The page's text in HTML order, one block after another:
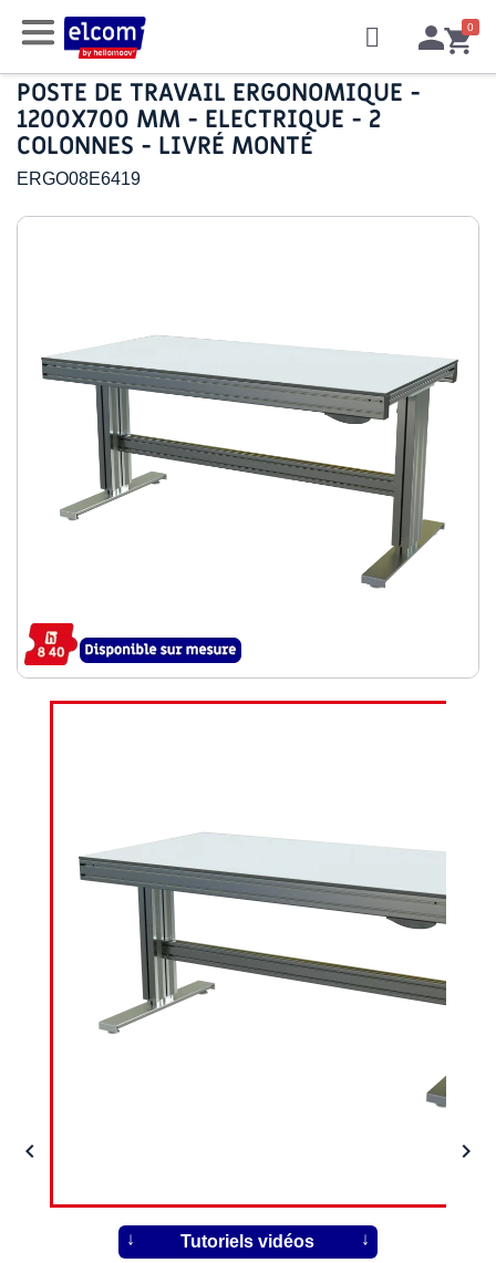
POSTE DE TRAVAIL ERGONOMIQUE -
1200X700 MM - ELECTRIQUE - 2
COLONNES - LIVRÉ MONTÉ
ERGO08E6419
 
Tutoriels vidéos